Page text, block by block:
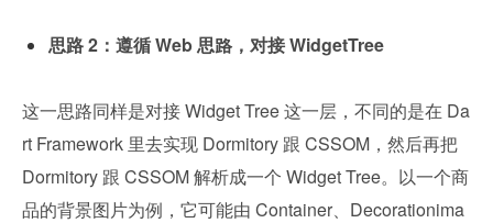
思路 2：遵循 Web 思路，对接 WidgetTree
这一思路同样是对接 Widget Tree 这一层，不同的是在 Da
rt Framework 里去实现 Dormitory 跟 CSSOM，然后再把
Dormitory 跟 CSSOM 解析成一个 Widget Tree。以一个商
品的背景图片为例，它可能由 Container、Decorationima